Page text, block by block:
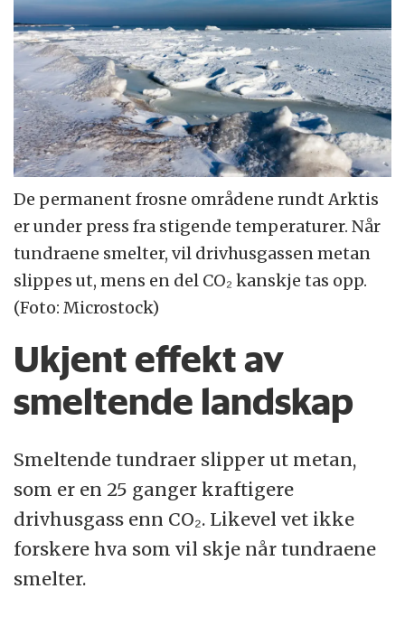
De permanent frosne områdene rundt Arktis
er under press fra stigende temperaturer. Når
tundraene smelter, vil drivhusgassen metan
slippes ut, mens en del CO₂ kanskje tas opp.
(Foto: Microstock)
Ukjent effekt av
smeltende landskap
Smeltende tundraer slipper ut metan,
som er en 25 ganger kraftigere
drivhusgass enn CO₂. Likevel vet ikke
forskere hva som vil skje når tundraene
smelter.